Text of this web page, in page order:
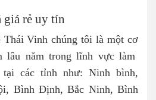
giá rẻ uy tín
Vinh chúng tôi là một cơ
lâu năm trong lĩnh vực làm
các tỉnh như: Ninh bình,
Bình Định, Bắc Ninh, Bình